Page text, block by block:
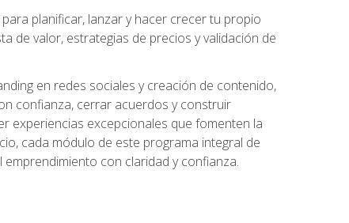
planificar, lanzar y hacer crecer tu propio
de valor, estrategias de precios y validación de
en redes sociales y creación de contenido,
confianza, cerrar acuerdos y construir
experiencias excepcionales que fomenten la
cada módulo de este programa integral de
con claridad y confianza.